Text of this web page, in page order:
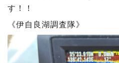
す！！
《伊自良湖調査隊》